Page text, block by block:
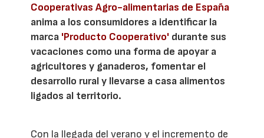
Cooperativas Agro-alimentarias de España
anima a los consumidores a identificar la
marca 'Producto Cooperativo' durante sus
vacaciones como una forma de apoyar a
agricultores y ganaderos, fomentar el
desarrollo rural y llevarse a casa alimentos
ligados al territorio.
Con la llegada del verano y el incremento de